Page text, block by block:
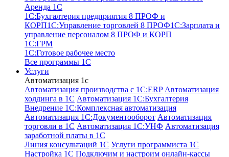
Аренда 1С
1С:Бухгалтерия предприятия 8 ПРОФ и
КОРП1С:Управление торговлей 8 ПРОФ1С:Зарплата и
управление персоналом 8 ПРОФ и КОРП
1С:ГРМ
1С:Готовое рабочее место
Все программы 1С
Услуги
Автоматизация 1с
Автоматизация производства с 1C:ERP Автоматизация
холдинга в 1С Автоматизация 1С:Бухгалтерия
Внедрение 1С:Комплексная автоматизация
Автоматизация 1С:Документооборот Автоматизация
торговли в 1С Автоматизация 1С:УНФ Автоматизация
заработной платы в 1С
Линия консультаций 1С Услуги программиста 1С
Настройка 1С Подключим и настроим онлайн-кассы